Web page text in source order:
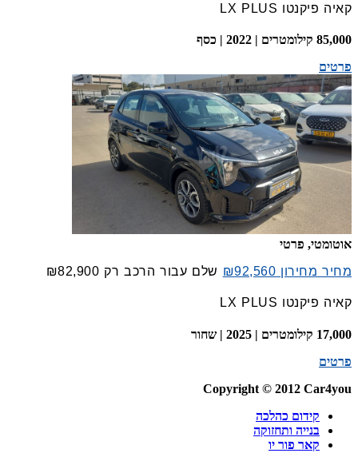
קאיה פיקנטו LX PLUS
85,000 קילומטרים | 2022 | כסף
פרטים
אוטומטי, פרטי
מחיר מחירון ₪92,560
שלם עבור הרכב רק ₪82,900
קאיה פיקנטו LX PLUS
17,000 קילומטרים | 2025 | שחור
פרטים
Copyright © 2012 Car4you
קידום כהלכה
בנייה ותחזוקה
קאר פור יו